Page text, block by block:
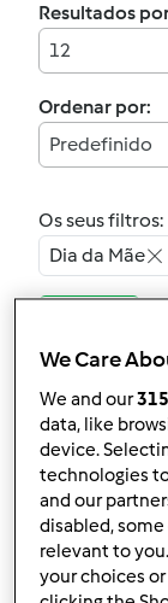
Resultados
12
Ordenar por:
Predefinido
Os seus filtros:
Dia da Mãe
8 3
We Care
We and our315
data, like
device.
technologies
and our
disabled,
relevant to
your choices